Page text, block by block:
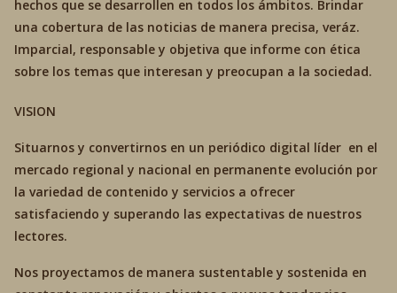
hechos que se desarrollen en todos los ámbitos. Brindar
una cobertura de las noticias de manera precisa, veráz.
Imparcial, responsable y objetiva que informe con ética
sobre los temas que interesan y preocupan a la sociedad.
VISION
Situarnos y convertirnos en un periódico digital líder en el
mercado regional y nacional en permanente evolución por
la variedad de contenido y servicios a ofrecer
satisfaciendo y superando las expectativas de nuestros
lectores.
Nos proyectamos de manera sustentable y sostenida en